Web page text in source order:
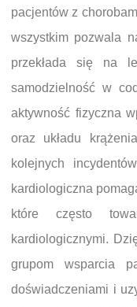
pacjentów z
wszystkim pozwala
przekłada się na
samodzielność w
aktywność fizyczna
oraz układu
kolejnych
kardiologiczna
które często
kardiologicznymi.
grupom wsparcia
doświadczeniami i